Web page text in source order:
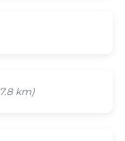
km)